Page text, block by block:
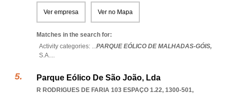
Ver empresa Ver no Mapa
Matches in the search for:
Activity categories: ...PARQUE EÓLICO DE MALHADAS-GÓIS,
S.A....
Parque Eólico De São João, Lda
R RODRIGUES DE FARIA 103 ESPAÇO 1.22, 1300-501,